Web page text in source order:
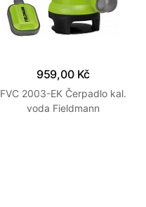
959,00 Kč
FVC 2003-EK Čerpadlo kal.
voda Fieldmann